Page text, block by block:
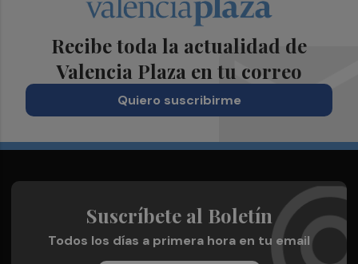
Recibe toda la actualidad de
Valencia Plaza en tu correo
Quiero suscribirme
Suscríbete al Boletín
Todos los días a primera hora en tu email